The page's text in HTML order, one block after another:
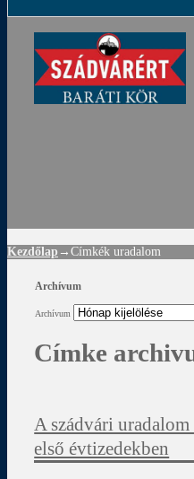
Kezdőlap →Címkék uradalom
Archívum
Archívum
Címke
A szádvári
első évtizedekben